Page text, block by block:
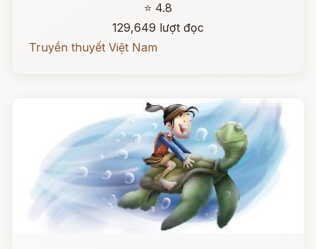
⭐ 4.8
129,649 lượt đọc
Truyền thuyết Việt Nam